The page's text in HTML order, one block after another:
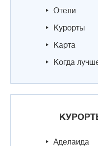
Отели
Курорты
Карта
Когда
Аделаида